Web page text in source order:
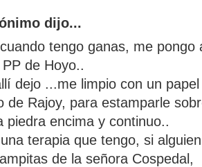
dijo...
tengo ganas, me
de Hoyo..
dejo ...me limpio con un
de Rajoy, para estamparle
piedra encima y continuo..
terapia que tengo, si
de la señora Cospedal,